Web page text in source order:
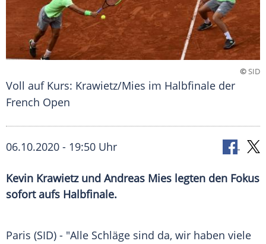
©SID
Voll auf Kurs: Krawietz/Mies im Halbfinale der
French Open
06.10.2020 - 19:50 Uhr
Kevin Krawietz und Andreas Mies legten den Fokus
sofort aufs Halbfinale.
Paris (SID) - "Alle Schläge sind da, wir haben viele